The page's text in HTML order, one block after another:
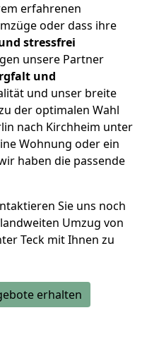
erfahrenen
oder dass ihre
stressfrei
unsere Partner
und
und unser breite
der optimalen Wahl
nach Kirchheim unter
Wohnung oder ein
haben die passende
Sie uns noch
Umzug von
Teck mit Ihnen zu
erhalten